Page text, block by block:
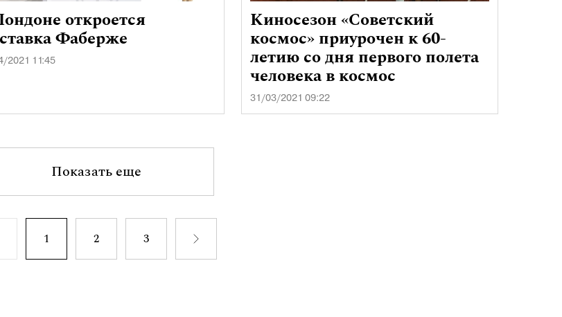
откроется
Фаберже
2021 11:45
Киносезон «Советский
космос» приурочен к 60-
летию со дня первого полета
человека в космос
31/03/2021 09:22
Показать еще
1 2 3